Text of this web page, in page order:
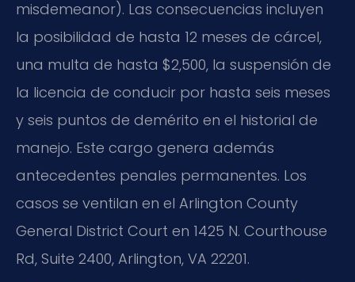
misdemeanor). Las consecuencias incluyen
la posibilidad de hasta 12 meses de cárcel,
una multa de hasta $2,500, la suspensión de
la licencia de conducir por hasta seis meses
y seis puntos de demérito en el historial de
manejo. Este cargo genera además
antecedentes penales permanentes. Los
casos se ventilan en el Arlington County
General District Court en 1425 N. Courthouse
Rd, Suite 2400, Arlington, VA 22201.